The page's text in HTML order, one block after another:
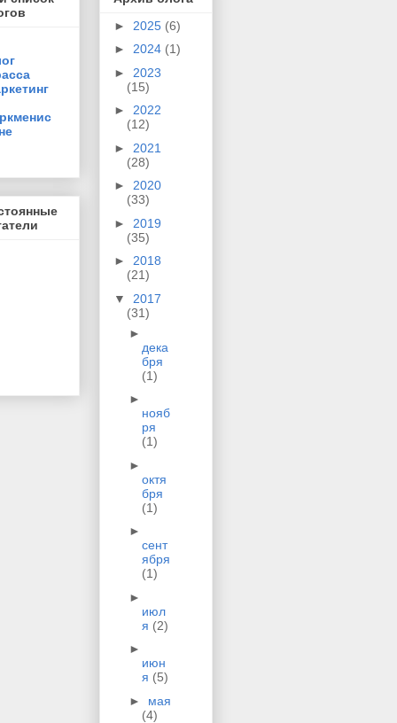
► 2025 (6)
► 2024 (1)
► 2023
(15)
► 2022
(12)
► 2021
(28)
► 2020
(33)
► 2019
(35)
► 2018
(21)
▼ 2017
(31)
►
дека
бря
(1)
►
нояб
ря
(1)
►
октя
бря
(1)
►
сент
ября
(1)
►
июл
я (2)
►
июн
я (5)
► мая
(4)